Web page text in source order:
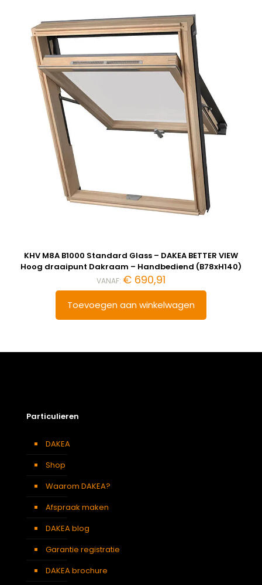
KHV M8A B1000 Standard Glass – DAKEA BETTER VIEW
Hoog draaipunt Dakraam – Handbediend (B78xH140)
VANAF: € 690,91
Toevoegen aan winkelwagen
Particulieren
DAKEA
Shop
Waarom DAKEA?
Afspraak maken
DAKEA blog
Garantie registratie
DAKEA brochure